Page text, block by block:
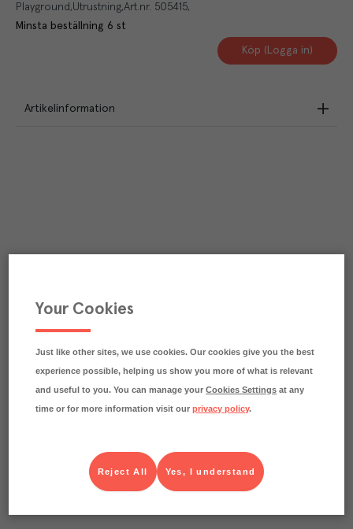
Playground Utrustning Art.nr. 505415
Minsta beställning 6 st
Köp (Logga in)
Artikelinformation
Your Cookies
Just like other sites, we use cookies. Our cookies give you the best
experience possible, helping us show you more of what is relevant
and useful to you. You can manage yourCookies Settings at any
time or for more information visit ourprivacy policy.
Yes, I understand
Reject All